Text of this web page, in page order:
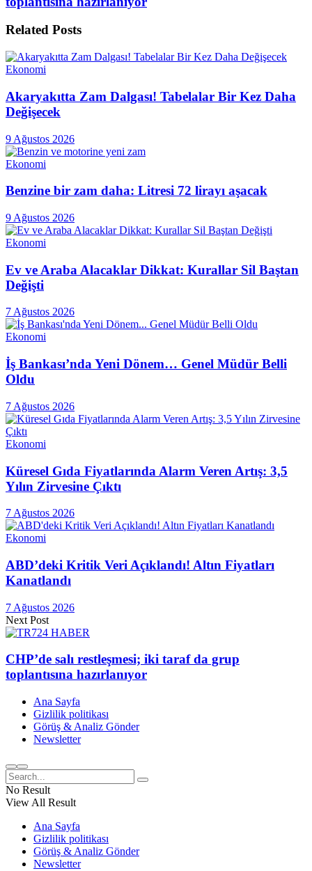
Related Posts
Ekonomi
Akaryakıtta Zam Dalgası! Tabelalar Bir Kez Daha
Değişecek
9 Ağustos 2026
Ekonomi
Benzine bir zam daha: Litresi 72 lirayı aşacak
9 Ağustos 2026
Ekonomi
Ev ve Araba Alacaklar Dikkat: Kurallar Sil Baştan
Değişti
7 Ağustos 2026
Ekonomi
İş Bankası’nda Yeni Dönem… Genel Müdür Belli
Oldu
7 Ağustos 2026
Ekonomi
Küresel Gıda Fiyatlarında Alarm Veren Artış: 3,5
Yılın Zirvesine Çıktı
7 Ağustos 2026
Ekonomi
ABD’deki Kritik Veri Açıklandı! Altın Fiyatları
Kanatlandı
7 Ağustos 2026
Next Post
CHP’de salı restleşmesi; iki taraf da grup
toplantısına hazırlanıyor
Ana Sayfa
Gizlilik politikası
Görüş & Analiz Gönder
Newsletter
No Result
View All Result
Ana Sayfa
Gizlilik politikası
Görüş & Analiz Gönder
Newsletter